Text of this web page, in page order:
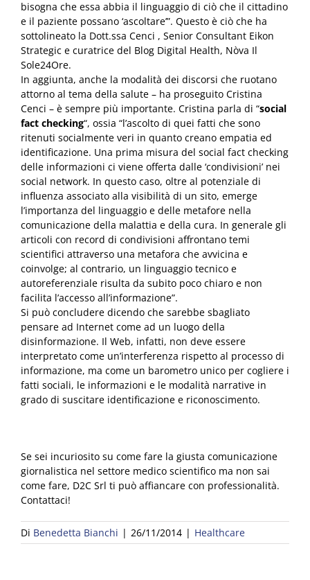
bisogna che essa abbia il linguaggio di ciò che il cittadino
e il paziente possano ‘ascoltare’”. Questo è ciò che ha
sottolineato la Dott.ssa Cenci , Senior Consultant Eikon
Strategic e curatrice del Blog Digital Health, Nòva Il
Sole24Ore.
In aggiunta, anche la modalità dei discorsi che ruotano
attorno al tema della salute – ha proseguito Cristina
Cenci – è sempre più importante. Cristina parla di “social
fact checking“, ossia “l’ascolto di quei fatti che sono
ritenuti socialmente veri in quanto creano empatia ed
identificazione. Una prima misura del social fact checking
delle informazioni ci viene offerta dalle ‘condivisioni’ nei
social network. In questo caso, oltre al potenziale di
influenza associato alla visibilità di un sito, emerge
l’importanza del linguaggio e delle metafore nella
comunicazione della malattia e della cura. In generale gli
articoli con record di condivisioni affrontano temi
scientifici attraverso una metafora che avvicina e
coinvolge; al contrario, un linguaggio tecnico e
autoreferenziale risulta da subito poco chiaro e non
facilita l’accesso all’informazione”.
Si può concludere dicendo che sarebbe sbagliato
pensare ad Internet come ad un luogo della
disinformazione. Il Web, infatti, non deve essere
interpretato come un’interferenza rispetto al processo di
informazione, ma come un barometro unico per cogliere i
fatti sociali, le informazioni e le modalità narrative in
grado di suscitare identificazione e riconoscimento.
Se sei incuriosito su come fare la giusta comunicazione
giornalistica nel settore medico scientifico ma non sai
come fare, D2C Srl ti può affiancare con professionalità.
Contattaci!
Di Benedetta Bianchi | 26/11/2014 | Healthcare